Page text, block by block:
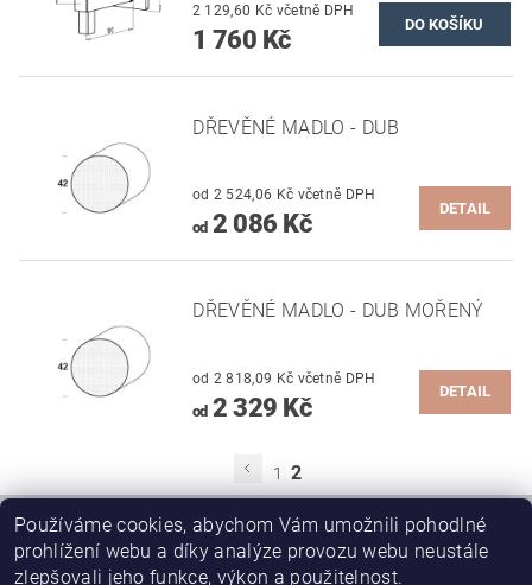
2 129,60 Kč včetně DPH
1 760 Kč
DŘEVĚNÉ MADLO - DUB
od 2 524,06 Kč včetně DPH
od2 086 Kč
DETAIL
DŘEVĚNÉ MADLO - DUB MOŘENÝ
od 2 818,09 Kč včetně DPH
od2 329 Kč
DETAIL
1 2
Stavební pouzdra JAP | SAPELI posuvné dveře do pouzdra JAP
Používáme cookies, abychom Vám umožnili pohodlné
prohlížení webu a díky analýze provozu webu neustále
zlepšovali jeho funkce, výkon a použitelnost.